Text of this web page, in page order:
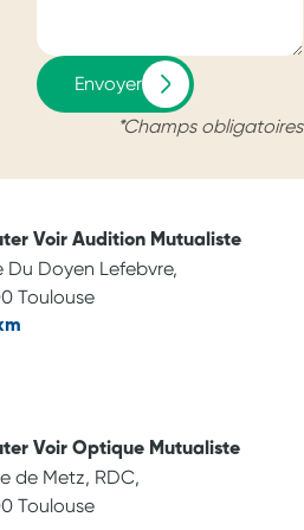
Envoyer
*Champs obligatoires
Voir Audition Mutualiste
Du Doyen Lefebvre,
Toulouse
Voir Optique Mutualiste
de Metz, RDC,
Toulouse